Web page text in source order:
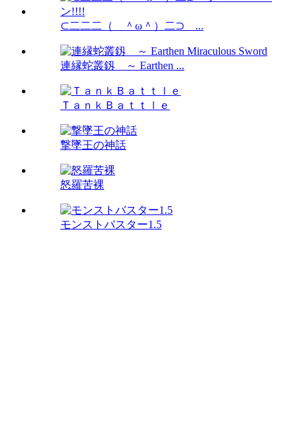
⊂二二二（ ＾ω＾）二⊃ ...
連縁蛇叢釼 ～ Earthen ...
ＴａｎｋＢａｔｔｌｅ
撃墜王の神話
怒羅苦裸
モンストバスター1.5